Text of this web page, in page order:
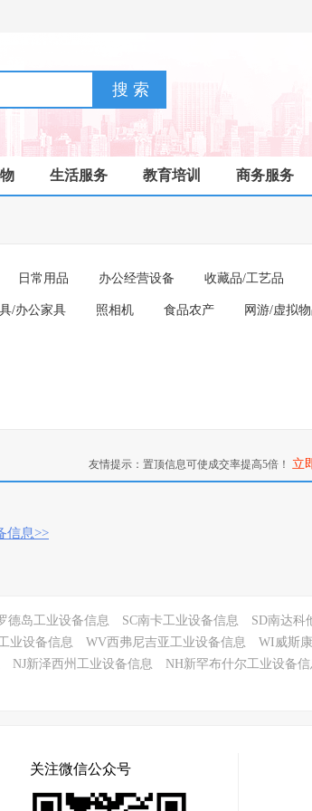
生活服务 教育培训 商务服务
日常用品 办公经营设备 收藏品/工艺品
/办公家具 照相机 食品农产 网游/虚拟
友情提示：置顶信息可使成交率提高5倍！ 立
信息>>
德岛工业设备信息 SC南卡工业设备信息
SD南达科
业设备信息 WV西弗尼吉亚工业设备信息
WI威斯
NJ新泽西州工业设备信息
NH新罕布什尔工业设备信
关注微信公众号